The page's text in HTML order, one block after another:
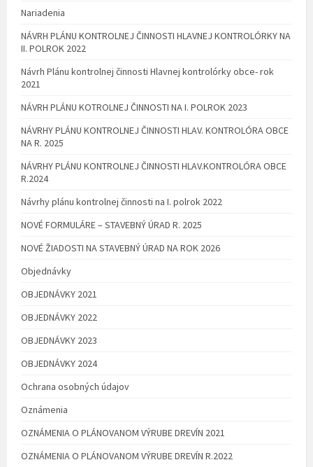
Nariadenia
NÁVRH PLÁNU KONTROLNEJ ČINNOSTI HLAVNEJ KONTROLÓRKY NA
II. POLROK 2022
Návrh Plánu kontrolnej činnosti Hlavnej kontrolórky obce- rok
2021
NÁVRH PLÁNU KOTROLNEJ ČINNOSTI NA I. POLROK 2023
NÁVRHY PLÁNU KONTROLNEJ ČINNOSTI HLAV. KONTROLÓRA OBCE
NA R. 2025
NÁVRHY PLÁNU KONTROLNEJ ČINNOSTI HLAV.KONTROLÓRA OBCE
R.2024
Návrhy plánu kontrolnej činnosti na I. polrok 2022
NOVÉ FORMULÁRE – STAVEBNÝ ÚRAD R. 2025
NOVÉ ŽIADOSTI NA STAVEBNÝ ÚRAD NA ROK 2026
Objednávky
OBJEDNÁVKY 2021
OBJEDNÁVKY 2022
OBJEDNÁVKY 2023
OBJEDNÁVKY 2024
Ochrana osobných údajov
Oznámenia
OZNÁMENIA O PLÁNOVANOM VÝRUBE DREVÍN 2021
OZNÁMENIA O PLÁNOVANOM VÝRUBE DREVÍN R.2022